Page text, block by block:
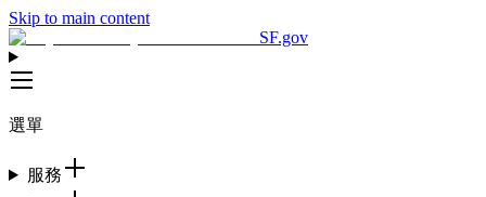
Skip to main content
SF.gov
選單
服務